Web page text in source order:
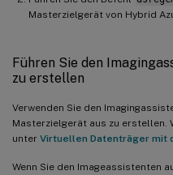
Masterzielgerät von Hybrid
Führen Sie den
zu erstellen
Verwenden Sie den
Masterzielgerät aus zu erstellen.
unter Virtuellen Datenträger mit
Wenn Sie den Imageassistenten